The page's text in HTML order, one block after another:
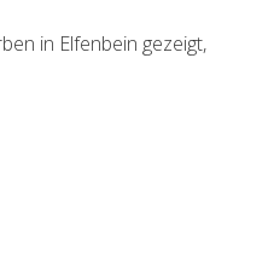
in Elfenbein gezeigt,